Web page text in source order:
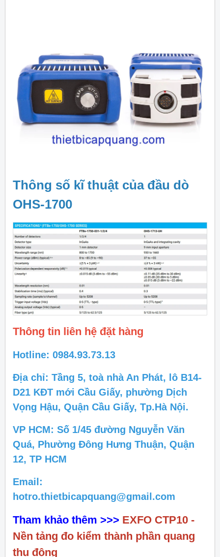
Thông số kĩ thuật của đầu dò
OHS-1700
Thông tin liên hệ đặt hàng
Hotline: 0984.93.73.13
Địa chỉ: Tầng 5, toà nhà An Phát, lô B14-
D21 KĐT mới Cầu Giấy, phường Dịch
Vọng Hậu, Quận Cầu Giấy, Tp.Hà Nội.
VP HCM: Số 1/45 đường Nguyễn Văn
Quá, Phường Đông Hưng Thuận, Quận
12, TP HCM
Email:
hotro.thietbicapquang@gmail.com
Tham khảo thêm >>> EXFO CTP10 -
Nền tảng đo kiểm thành phần quang
thụ động